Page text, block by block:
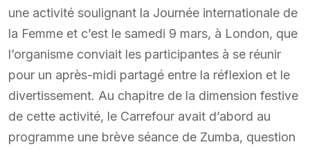
une activité soulignant la Journée internationale de
la Femme et c’est le samedi 9 mars, à London, que
l’organisme conviait les participantes à se réunir
pour un après-midi partagé entre la réflexion et le
divertissement. Au chapitre de la dimension festive
de cette activité, le Carrefour avait d’abord au
programme une brève séance de Zumba, question